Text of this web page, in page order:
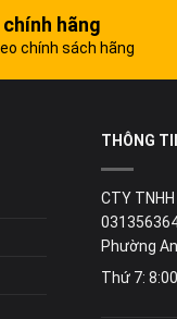
hãng
chính sách hãng
THÔNG
CTY TNHH
Phường
Thứ 7: